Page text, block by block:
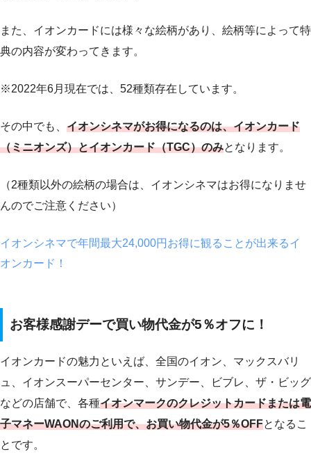
また、イオンカードには様々な絵柄があり、絵柄等によって特
典の内容が変わってきます。
※2022年6月現在では、52種類存在しています。
その中でも、 イオンシネマがお得になるのは、イオンカード
（ミニオンズ）とイオンカード（TGC）のみとなります。
（2種類以外の絵柄の場合は、イオンシネマはお得になりませ
んのでご注意ください）
イオンシネマで年間最大24,000円お得に観ることが出来るイ
オンカード！
お客様感謝デーで買い物代金が5％オフに！
イオンカードの魅力といえば、全国のイオン、マックスバリ
ュ、イオンスーパーセンター、サンデー、ビブレ、ザ・ビッグ
などの店舗で、各種イオンマークのクレジットカードまたは電
子マネーWAONのご利用で、お買い物代金が5％OFFとなるこ
とです。